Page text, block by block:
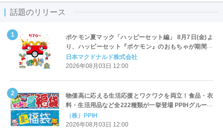
話題のリリース
ポケモン夏マック「ハッピーセット編」 8月7日(金)よ
り、ハッピーセット『ポケモン』のおもちゃが期間限
定登場
日本マクドナルド株式会社
2026年08月03日 12:00
物価高に応える生活応援とワクワクを両立！食品・衣
料・生活用品など全222種類が一挙登場 PPIHグループ
「夏福袋」＆セール 8月6日(木)より順次スタート
（株）PPIH
2026年08月03日 12:00